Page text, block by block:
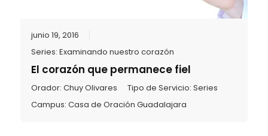
junio 19, 2016
Series: Examinando nuestro corazón
El corazón que permanece fiel
Orador: Chuy Olivares Tipo de Servicio: Series
Campus: Casa de Oración Guadalajara